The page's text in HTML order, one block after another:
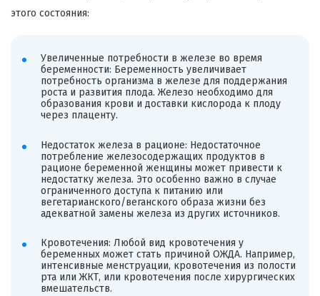
этого состояния:
Увеличенные потребности в железе во время
беременности: Беременность увеличивает
потребность организма в железе для поддержания
роста и развития плода. Железо необходимо для
образования крови и доставки кислорода к плоду
через плаценту.
Недостаток железа в рационе: Недостаточное
потребление железосодержащих продуктов в
рационе беременной женщины может привести к
недостатку железа. Это особенно важно в случае
ограниченного доступа к питанию или
вегетарианского/веганского образа жизни без
адекватной замены железа из других источников.
Кровотечения: Любой вид кровотечения у
беременных может стать причиной ОЖДА. Например,
интенсивные менструации, кровотечения из полости
рта или ЖКТ, или кровотечения после хирургических
вмешательств.